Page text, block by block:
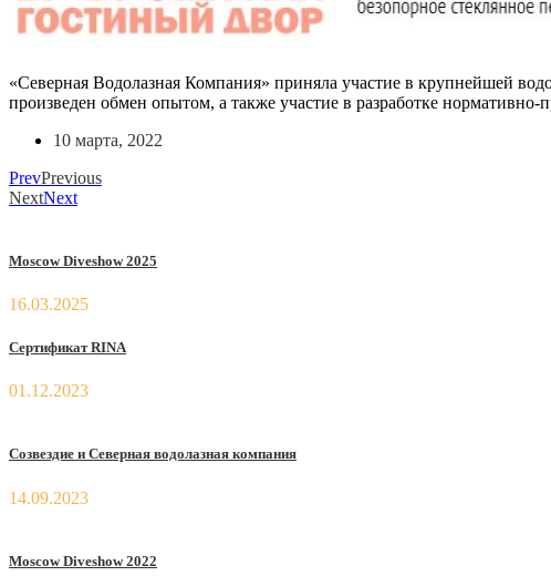
«Северная Водолазная Компания» приняла участие в крупнейшей
произведен обмен опытом, а также участие в разработке
10 марта, 2022
PrevPrevious
NextNext
Moscow Diveshow 2025
16.03.2025
Сертификат RINA
01.12.2023
Созвездие и Северная водолазная компания
14.09.2023
Moscow Diveshow 2022